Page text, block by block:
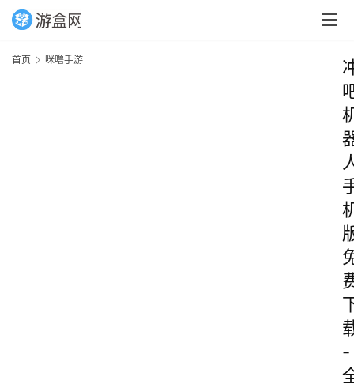
首页 咪噜手游
-